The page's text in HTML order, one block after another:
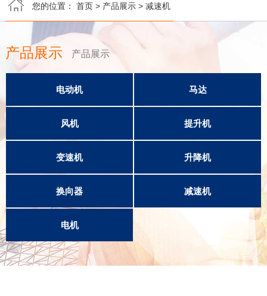
您的位置： 首页> 产品展示> 减速机
产品展示 产品展示
电动机 马达
风机 提升机
变速机 升降机
换向器 减速机
电机